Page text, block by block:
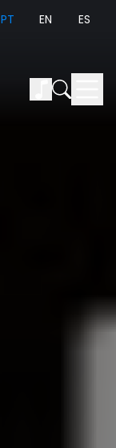
PT EN ES